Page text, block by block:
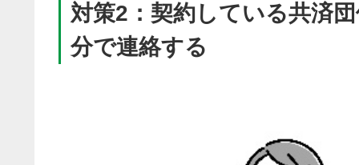
対策2：契約している共済
分で連絡する